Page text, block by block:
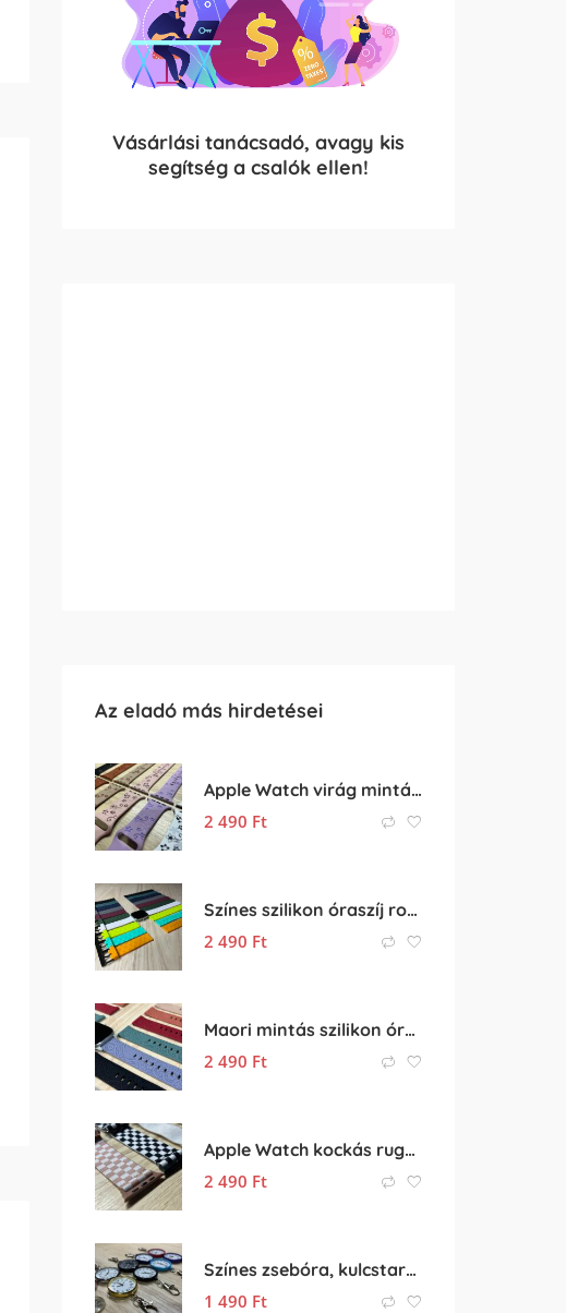
Vásárlási tanácsadó, avagy kis
segítség a csalók ellen!
Az eladó más hirdetései
Apple Watch virág mintás dombornyomott óraszíj
2 490 Ft
Színes szilikon óraszíj rombusz mintával (20mm-es méret)
2 490 Ft
Maori mintás szilikon óraszíj 20mm-es órához
2 490 Ft
Apple Watch kockás rugalmas óraszíj
2 490 Ft
Színes zsebóra, kulcstartós óra
1 490 Ft